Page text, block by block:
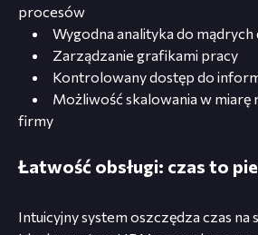
procesów
Wygodna analityka do mądrych
Zarządzanie grafikami pracy
Kontrolowany dostęp do
Możliwość skalowania w miarę
firmy
Łatwość obsługi: czas to
Intuicyjny system oszczędza czas na